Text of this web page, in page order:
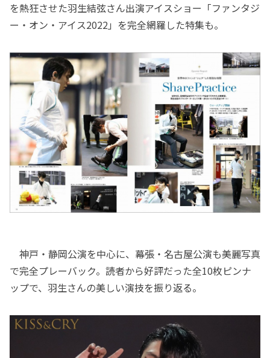
を熱狂させた羽生結弦さん出演アイスショー「ファンタジ
ー・オン・アイス2022」を完全網羅した特集も。
神戸・静岡公演を中心に、幕張・名古屋公演も美麗写真
で完全プレーバック。読者から好評だった全10枚ピンナ
ップで、羽生さんの美しい演技を振り返る。